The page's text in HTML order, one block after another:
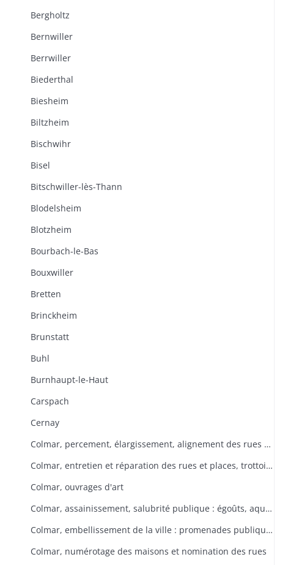
Bergholtz
Bernwiller
Berrwiller
Biederthal
Biesheim
Biltzheim
Bischwihr
Bisel
Bitschwiller-lès-Thann
Blodelsheim
Blotzheim
Bourbach-le-Bas
Bouxwiller
Bretten
Brinckheim
Brunstatt
Buhl
Burnhaupt-le-Haut
Carspach
Cernay
Colmar, percement, élargissement, alignement des rues et places
Colmar, entretien et réparation des rues et places, trottoirs, rigoles, pavage, enlèvement des immondices
Colmar, ouvrages d'art
Colmar, assainissement, salubrité publique : égoûts, aqueducs servant à l'évacuation des eaux usées
Colmar, embellissement de la ville : promenades publiques, Champ de Mars, plantations d'arbres
Colmar, numérotage des maisons et nomination des rues